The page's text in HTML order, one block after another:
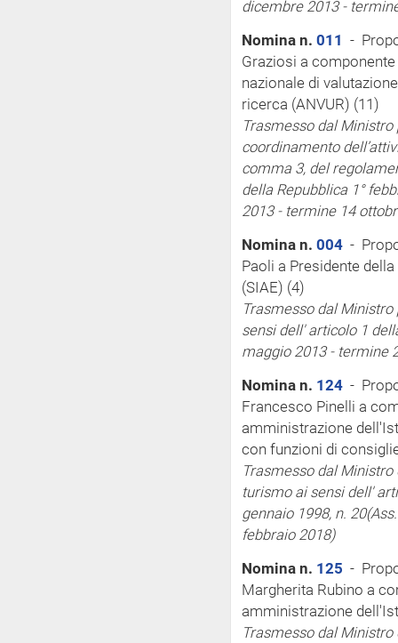
dicembre 2013 -
Nomina n. 011 -
Graziosi a
nazionale di
ricerca (ANVUR) (11)
Trasmesso dal
coordinamento
comma 3, del
della Repubblica 1°
2013 - termine 14
Nomina n. 004 -
Paoli a Presidente
(SIAE) (4)
Trasmesso dal
sensidell' articolo 1
maggio 2013 - termine
Nomina n. 124 -
Francesco Pinelli a
amministrazione
con funzioni di
Trasmesso dal
turismoai sensidell'
gennaio 1998, n. 20
febbraio 2018)
Nomina n. 125 -
Margherita Rubino a
amministrazione
Trasmesso dal